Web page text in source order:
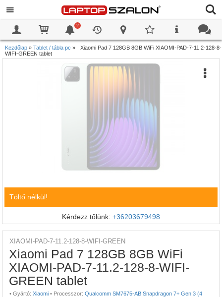
2
Kezdőlap » Tablet / tábla pc »
Xiaomi Pad 7 128GB 8GB WiFi XIAOMI-PAD-7-11.2-128-8-
WIFI-GREEN tablet
Töltő nélkül!
Kérdezz tőlünk: +36203679498
XIAOMI-PAD-7-11.2-128-8-WIFI-GREEN
Xiaomi Pad 7 128GB 8GB WiFi
XIAOMI-PAD-7-11.2-128-8-WIFI-
GREEN tablet
• Gyártó: Xiaomi • Processzor: Qualcomm SM7675-AB Snapdragon 7+ Gen 3 (4
0
0